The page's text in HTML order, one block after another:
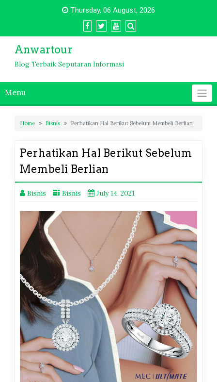
Thursday, 06 August, 2026
Anwartour
Blog Terbaik Seputaran Informasi
Menu
Home Bisnis Perhatikan Hal Berikut Sebelum Membeli Berlian
Perhatikan Hal Berikut Sebelum
Membeli Berlian
Bisnis Bisnis July 14, 2021